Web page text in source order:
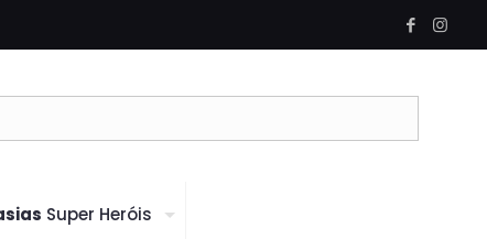
Super Heróis